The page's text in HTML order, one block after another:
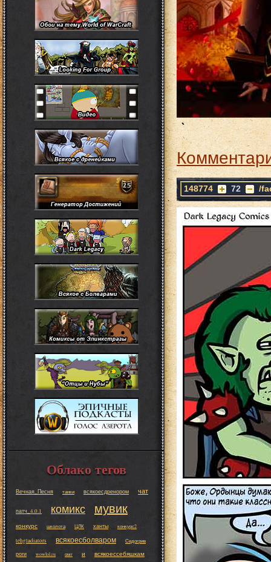
Облако тегов
Вечная_Песня танки всякоесдренором чат
патч_4.0.1 комикс мувик
конкурс школота ЦЛК ханты конкурс2
tehgladiators всякоесболваром Седогрив
роги wowlol.ru омг и всякоессебяшкам
148774 72 /